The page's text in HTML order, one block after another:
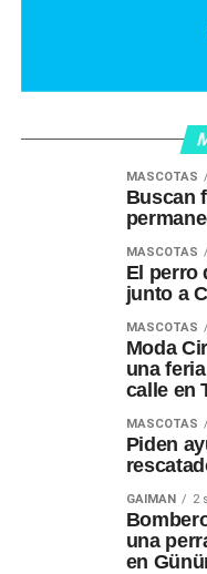
MASCOTAS
Buscan
MASCOTAS
El perro
junto a
MASCOTAS
Moda
una
calle en
MASCOTAS
Piden
GAIMAN 2
una
en